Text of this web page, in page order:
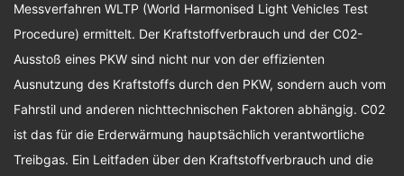
Messverfahren WLTP (World Harmonised Light Vehicles Test
Procedure) ermittelt. Der Kraftstoffverbrauch und der C02-
Ausstoß eines PKW sind nicht nur von der effizienten
Ausnutzung des Kraftstoffs durch den PKW, sondern auch vom
Fahrstil und anderen nichttechnischen Faktoren abhängig. C02
ist das für die Erderwärmung hauptsächlich verantwortliche
Treibgas. Ein Leitfaden über den Kraftstoffverbrauch und die